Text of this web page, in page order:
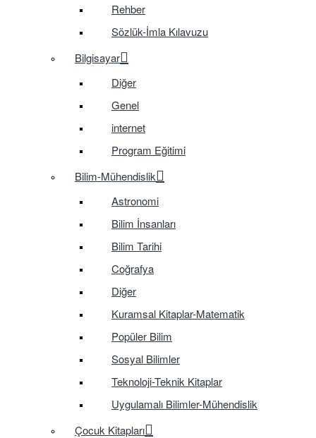
Rehber
Sözlük-İmla Kılavuzu
Bilgisayar
Diğer
Genel
internet
Program Eğitimi
Bilim-Mühendislik
Astronomi
Bilim İnsanları
Bilim Tarihi
Coğrafya
Diğer
Kuramsal Kitaplar-Matematik
Popüler Bilim
Sosyal Bilimler
Teknoloji-Teknik Kitaplar
Uygulamalı Bilimler-Mühendislik
Çocuk Kitapları